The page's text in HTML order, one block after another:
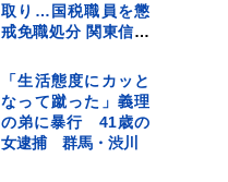
取り…国税職員を懲
戒免職処分 関東信越
いで刑事告発も
「生活態度にカッと
なって蹴った」義理
の弟に暴行 41歳の
女逮捕 群馬・渋川